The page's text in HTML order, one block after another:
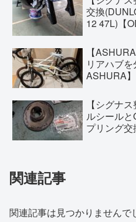
交換
12 47L)【
【
リアハブ
ASHURA】
【シグナ
ルシール
プリング交
関連記事
関連記事は見つかりませんで